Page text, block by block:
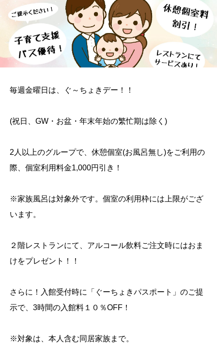
毎週金曜日は、ぐ～ちょきデー！！
(祝日、GW・お盆・年末年始の繁忙期は除く)
2人以上のグループで、休憩個室(お風呂無し)をご利用の
際、個室利用料金1,000円引き！
※家族風呂は対象外です。個室の利用枠には上限がござ
います。
２階レストランにて、アルコール飲料ご注文時にはおま
けをプレゼント！！
さらに！入館受付時に「ぐーちょきパスポート」のご提
示で、3時間の入館料１０％OFF！
※対象は、本人含む同居家族まで。